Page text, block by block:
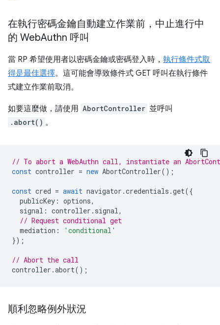
在執行密碼金鑰自動建立作業前，中止進行中
的 WebAuthn 呼叫
當 RP 希望使用者以密碼金鑰或密碼登入時， 執行條件式取
得是最佳選擇。這可能會導致條件式 GET 呼叫在執行條件
式建立作業前取消。
如要這麼做，請使用 AbortController 並呼叫
.abort() 。
// To abort a WebAuthn call, instantiate an
const controller = new AbortController();
const cred = await navigator .credentials .get({
publicKey : options,
signal : controller . signal ,
// Request conditional get
mediation :
'conditional'
});
// Abort the call
controller .abort();
順利忽略例外狀況